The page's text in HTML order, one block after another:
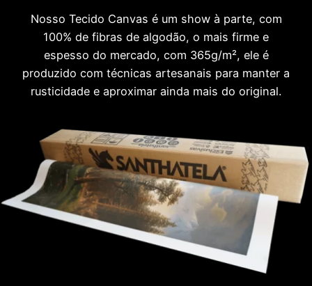
Nosso Tecido Canvas é um show à parte, com
100% de fibras de algodão, o mais firme e
espesso do mercado, com 365g/m², ele é
produzido com técnicas artesanais para manter a
rusticidade e aproximar ainda mais do original.